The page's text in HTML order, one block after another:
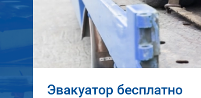
Эвакуатор бесплатно